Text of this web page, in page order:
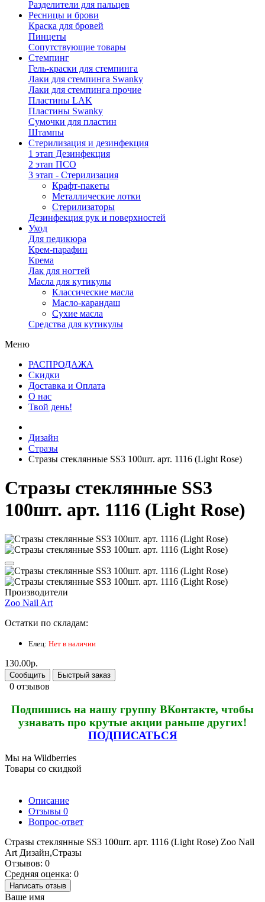
Разделители для пальцев
Ресницы и брови
Краска для бровей
Пинцеты
Сопутствующие товары
Стемпинг
Гель-краски для стемпинга
Лаки для стемпинга Swanky
Лаки для стемпинга прочие
Пластины LAK
Пластины Swanky
Сумочки для пластин
Штампы
Стерилизация и дезинфекция
1 этап Дезинфекция
2 этап ПСО
3 этап - Стерилизация
Крафт-пакеты
Металлические лотки
Стерилизаторы
Дезинфекция рук и поверхностей
Уход
Для педикюра
Крем-парафин
Крема
Лак для ногтей
Масла для кутикулы
Классические масла
Масло-карандаш
Сухие масла
Средства для кутикулы
Меню
РАСПРОДАЖА
Скидки
Доставка и Оплата
О нас
Твой день!
Дизайн
Стразы
Стразы стеклянные SS3 100шт. арт. 1116 (Light Rose)
Стразы стеклянные SS3
100шт. арт. 1116 (Light Rose)
Производители
Zoo Nail Art
Остатки по складам:
Елец: Нет в наличии
130.00р.
Сообщить Быстрый заказ
0 отзывов
Подпишись на нашу группу ВКонтакте, чтобы
узнавать про крутые акции раньше других!
ПОДПИСАТЬСЯ
Мы на Wildberries
Товары со скидкой
Описание
Отзывы 0
Вопрос-ответ
Стразы стеклянные SS3 100шт. арт. 1116 (Light Rose) Zoo Nail
Art Дизайн,Стразы
Отзывов: 0
Средняя оценка: 0
Написать отзыв
Ваше имя